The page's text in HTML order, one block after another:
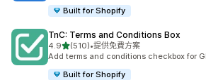
Built for Shopify
TnC: Terms and Conditions Box
4.9滿分 5 顆星
(510)
共有 510 則評價
•提供免費方案
Add terms and conditions checkbox for
Built for Shopify